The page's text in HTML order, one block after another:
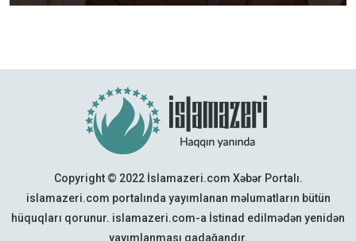
Copyright © 2022 İslamazeri.com Xəbər Portalı.
islamazeri.com portalında yayımlanan məlumatların bütün
hüquqları qorunur. islamazeri.com-a İstinad edilmədən yenidən
yayımlanması qadağandır.